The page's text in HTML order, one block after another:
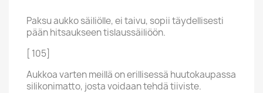
Paksu aukko säiliölle, ei taivu, sopii täydellisesti
pään hitsaukseen tislaussäiliöön.
[ 105]
Aukkoa varten meillä on erillisessä huutokaupassa
silikonimatto, josta voidaan tehdä tiiviste.